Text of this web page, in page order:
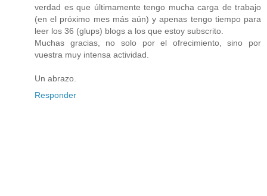
verdad es que últimamente tengo mucha carga de trabajo
(en el próximo mes más aún) y apenas tengo tiempo para
leer los 36 (glups) blogs a los que estoy subscrito.
Muchas gracias, no solo por el ofrecimiento, sino por
vuestra muy intensa actividad.
Un abrazo.
Responder